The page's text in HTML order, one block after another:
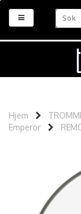
Hjem
Emperor